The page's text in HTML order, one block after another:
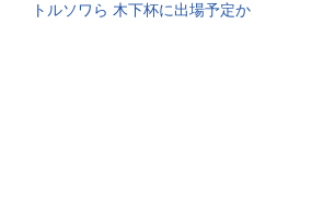
トルソワら 木下杯に出場予定か